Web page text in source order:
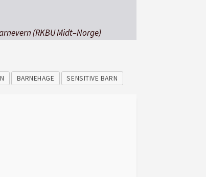
(RKBU Midt–Norge)
BARNEHAGE SENSITIVE BARN